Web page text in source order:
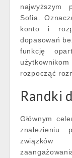
najwyższym
Sofia.
konto i
dopasowań
funkcję
rozpocząć
Randki
Głównym
znalezieniu
związków